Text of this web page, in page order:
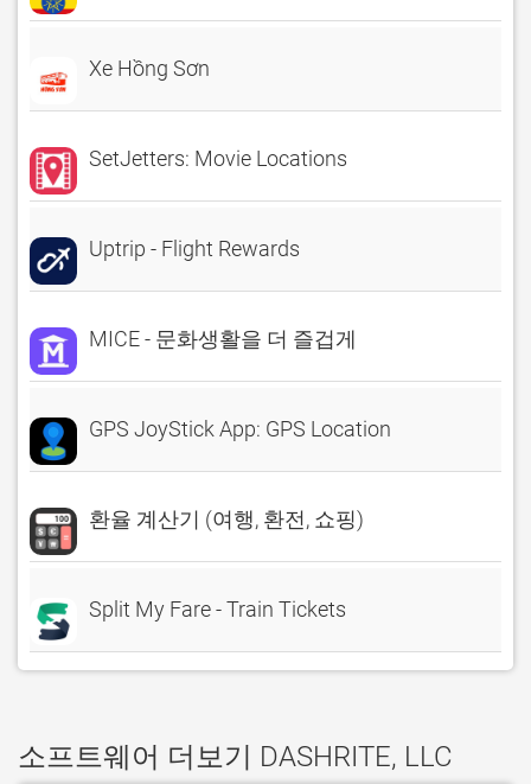
Xe Hồng Sơn
SetJetters: Movie Locations
Uptrip - Flight Rewards
MICE - 문화생활을 더 즐겁게
GPS JoyStick App: GPS Location
환율 계산기 (여행, 환전, 쇼핑)
Split My Fare - Train Tickets
소프트웨어 더보기 DASHRITE, LLC